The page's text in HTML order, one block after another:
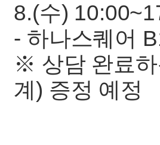
8.(수)
- 하나스퀘어
※ 상담 완료하
계) 증정 예정